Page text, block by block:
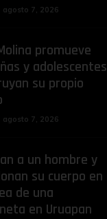
agosto 7, 2026
promueve
y adolescentes
su propio
agosto 7, 2026
a un hombre y
su cuerpo en
de una
en Uruapan